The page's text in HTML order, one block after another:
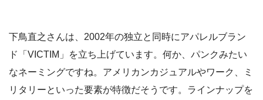
下鳥直之さんは、2002年の独立と同時にアパレルブラン
ド「VICTIM」を立ち上げています。何か、パンクみたい
なネーミングですね。アメリカンカジュアルやワーク、ミ
リタリーといった要素が特徴だそうです。ラインナップを